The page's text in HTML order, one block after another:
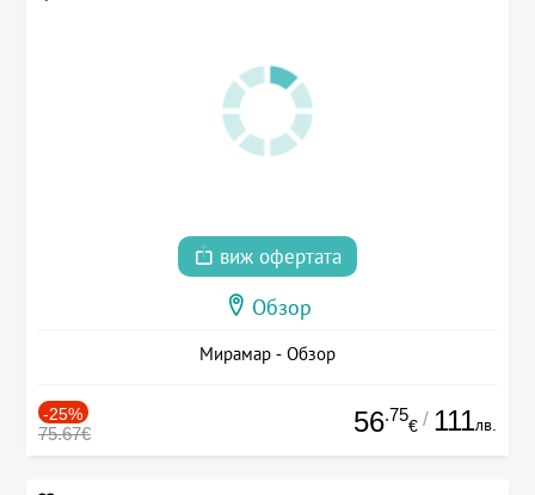
виж офертата
Обзор
Мирамар - Обзор
-25%
75.67€ 56.75
€ / 111лв.